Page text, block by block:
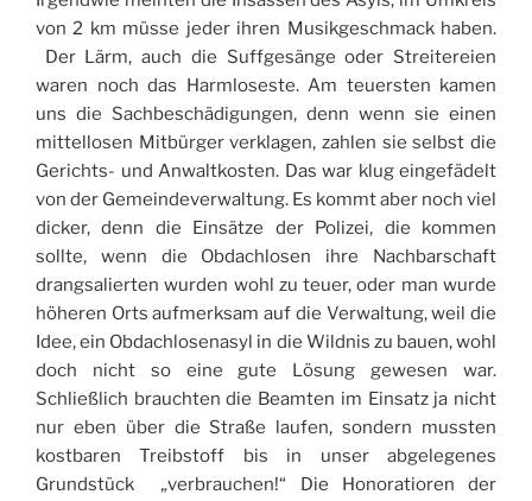
von 2 km müsse jeder ihren Musikgeschmack haben.
Der Lärm, auch die Suffgesänge oder Streitereien
waren noch das Harmloseste. Am teuersten kamen
uns die Sachbeschädigungen, denn wenn sie einen
mittellosen Mitbürger verklagen, zahlen sie selbst die
Gerichts- und Anwaltkosten. Das war klug eingefädelt
von der Gemeindeverwaltung. Es kommt aber noch viel
dicker, denn die Einsätze der Polizei, die kommen
sollte, wenn die Obdachlosen ihre Nachbarschaft
drangsalierten wurden wohl zu teuer, oder man wurde
höheren Orts aufmerksam auf die Verwaltung, weil die
Idee, ein Obdachlosenasyl in die Wildnis zu bauen, wohl
doch nicht so eine gute Lösung gewesen war.
Schließlich brauchten die Beamten im Einsatz ja nicht
nur eben über die Straße laufen, sondern mussten
kostbaren Treibstoff bis in unser abgelegenes
Grundstück „verbrauchen!“ Die Honoratioren der